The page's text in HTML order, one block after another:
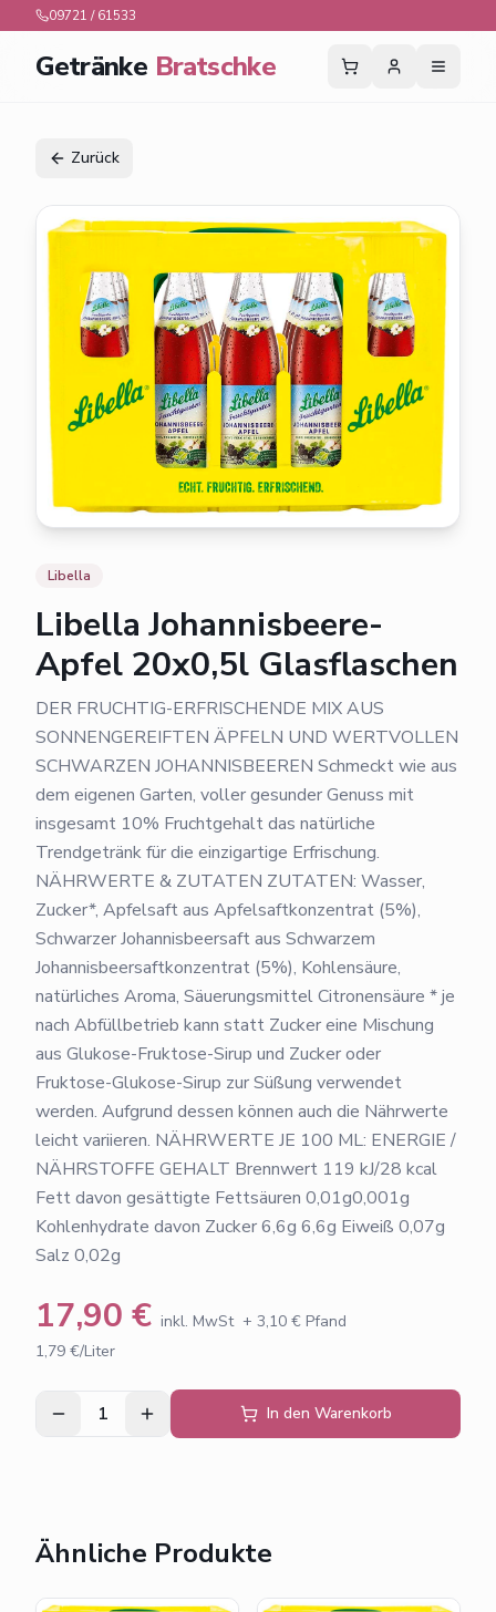
09721 / 61533
Getränke Bratschke
Zurück
Libella
Libella Johannisbeere-
Apfel 20x0,5l Glasflaschen
DER FRUCHTIG-ERFRISCHENDE MIX AUS
SONNENGEREIFTEN ÄPFELN UND WERTVOLLEN
SCHWARZEN JOHANNISBEEREN Schmeckt wie aus
dem eigenen Garten, voller gesunder Genuss mit
insgesamt 10% Fruchtgehalt das natürliche
Trendgetränk für die einzigartige Erfrischung.
NÄHRWERTE & ZUTATEN ZUTATEN: Wasser,
Zucker*, Apfelsaft aus Apfelsaftkonzentrat (5%),
Schwarzer Johannisbeersaft aus Schwarzem
Johannisbeersaftkonzentrat (5%), Kohlensäure,
natürliches Aroma, Säuerungsmittel Citronensäure * je
nach Abfüllbetrieb kann statt Zucker eine Mischung
aus Glukose-Fruktose-Sirup und Zucker oder
Fruktose-Glukose-Sirup zur Süßung verwendet
werden. Aufgrund dessen können auch die Nährwerte
leicht variieren. NÄHRWERTE JE 100 ML: ENERGIE /
NÄHRSTOFFE GEHALT Brennwert 119 kJ/28 kcal
Fett davon gesättigte Fettsäuren 0,01g0,001g
Kohlenhydrate davon Zucker 6,6g 6,6g Eiweiß 0,07g
Salz 0,02g
17,90 € inkl. MwSt + 3,10 € Pfand
1,79 €/Liter
1 In den Warenkorb
Ähnliche Produkte